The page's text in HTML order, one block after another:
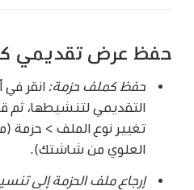
حفظ عرض تقديمي
حفظ كملف حزمة:انقر
التقديمي لتنشيطها، ثم
تغيير نوع الملف > حزمة
العلوي من شاشتك).
إرجاع ملف الحزمة إلى